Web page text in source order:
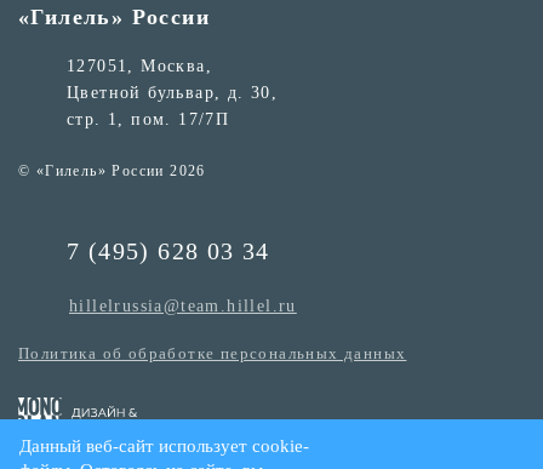
«Гилель» России
127051, Москва,
Цветной бульвар, д. 30,
стр. 1, пом. 17/7П
© «Гилель» России 2026
7 (495) 628 03 34
hillelrussia@team.hillel.ru
Политика об обработке персональных данных
Данный веб-сайт использует cookie-